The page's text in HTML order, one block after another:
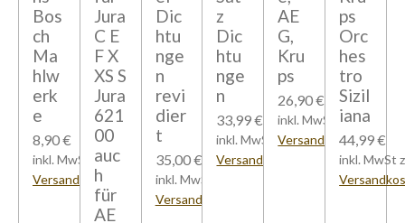
Bos
ch
Ma
hlw
erk
e
8,90 €
inkl. MwSt zzgl.
Versandkosten
Jura
C E
F X
XS S
Jura
621
00
auc
h
für
AE
Dic
htu
nge
n
revi
dier
t
35,00 €
inkl. MwSt zzgl.
Versandkosten
z
Dic
htu
nge
n
33,99 €
inkl. MwSt zzgl.
Versandkosten
AE
G,
Kru
ps
26,90 €
inkl. MwSt zzgl.
Versandkosten
ps
Orc
hes
tro
Sizil
iana
44,99 €
inkl. MwSt